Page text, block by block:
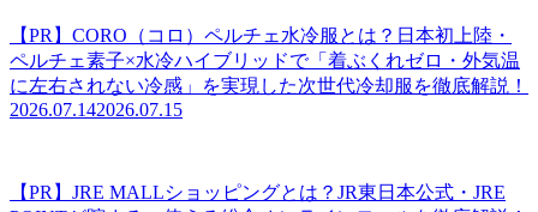
【PR】CORO（コロ）ペルチェ水冷服とは？日本初上陸・
ペルチェ素子×水冷ハイブリッドで「着ぶくれゼロ・外気温
に左右されない冷感」を実現した次世代冷却服を徹底解説！
2026.07.142026.07.15
【PR】JRE MALLショッピングとは？JR東日本公式・JRE